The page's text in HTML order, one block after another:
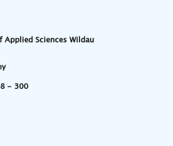
Applied Sciences Wildau
- 300